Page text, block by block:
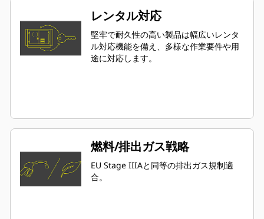
レンタル対応
堅牢で耐久性の高い製品は幅広いレンタ
ル対応機能を備え、多様な作業要件や用
途に対応します。
燃料/排出ガス戦略
EU Stage IIIAと同等の排出ガス規制適
合。